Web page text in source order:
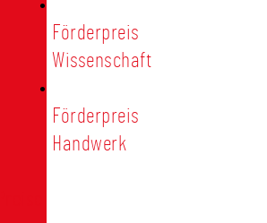
Förderpreis
Wissenschaft
Förderpreis
Handwerk